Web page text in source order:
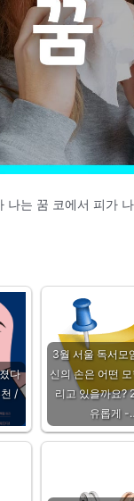
나는 꿈 코에서 피가
다
/
3월 서울 독서모
신의 손은 어떤
리고 있을까요?
유롭게 -